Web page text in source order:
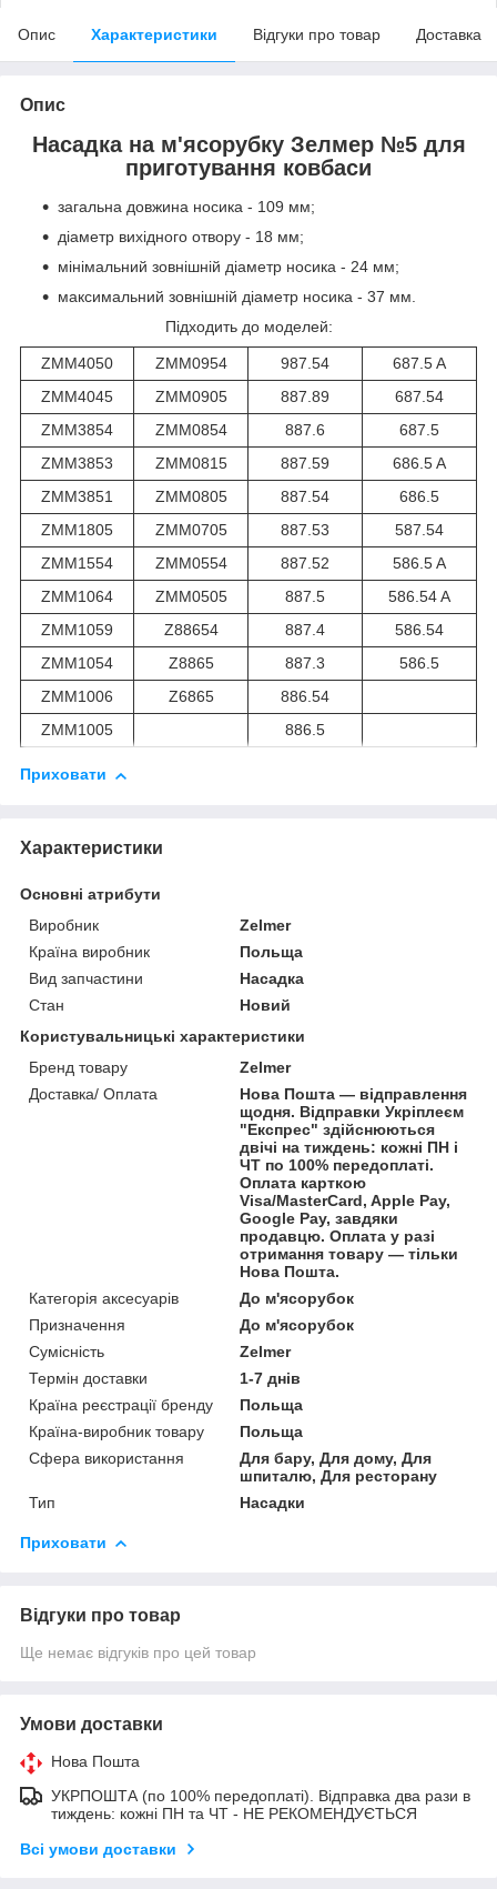
Опис Характеристики Відгуки про товар Доставка
Опис
Насадка на м'ясорубку Зелмер №5 для
приготування ковбаси
загальна довжина носика - 109 мм;
діаметр вихідного отвору - 18 мм;
мінімальний зовнішній діаметр носика - 24 мм;
максимальний зовнішній діаметр носика - 37 мм.
Підходить до моделей:
ZMM4050 ZMM0954 987.54
687.5 A
ZMM4045
ZMM0905 887.89
687.54
ZMM3854
ZMM0854 887.6
687.5
ZMM3853
ZMM0815 887.59
686.5 A
ZMM3851
ZMM0805 887.54
686.5
ZMM1805
ZMM0705 887.53
587.54
ZMM1554
ZMM0554 887.52
586.5 A
ZMM1064
ZMM0505 887.5
586.54 A
ZMM1059
Z88654 887.4
586.54
ZMM1054
Z8865 887.3
586.5
ZMM1006
Z6865
886.54
ZMM1005
886.5
Приховати
Характеристики
Основні атрибути
Виробник
Zelmer
Країна виробник
Польща
Вид запчастини
Насадка
Стан
Новий
Користувальницькі характеристики
Бренд товару
Zelmer
Доставка/ Оплата
Нова Пошта — відправлення
щодня. Відправки Укріплеєм
"Експрес" здійснюються
двічі на тиждень: кожні ПН і
ЧТ по 100% передоплаті.
Оплата карткою
Visa/MasterCard, Apple Pay,
Google Pay, завдяки
продавцю. Оплата у разі
отримання товару — тільки
Нова Пошта.
Категорія аксесуарів
До м'ясорубок
Призначення
До м'ясорубок
Сумісність
Zelmer
Термін доставки
1-7 днів
Країна реєстрації бренду
Польща
Країна-виробник товару
Польща
Сфера використання
Для бару, Для дому, Для
шпиталю, Для ресторану
Тип
Насадки
Приховати
Відгуки про товар
Ще немає відгуків про цей товар
Умови доставки
Нова Пошта
УКРПОШТА (по 100% передоплаті). Відправка два рази в
тиждень: кожні ПН та ЧТ - НЕ РЕКОМЕНДУЄТЬСЯ
Всі умови доставки